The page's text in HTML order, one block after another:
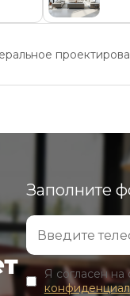
Заполните
Я согласен